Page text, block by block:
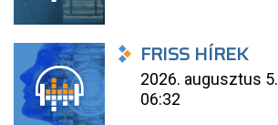
FRISS HÍREK
2026. augusztus 5.
06:32